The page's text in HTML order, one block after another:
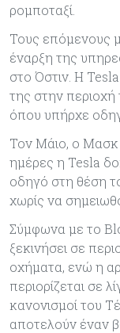
ρομποταξί.
Τους επόμενους
έναρξη της
στο Όστιν. Η
της στην
όπου υπήρχε
Τον Μάιο, ο Μασκ
ημέρες η Tesla
οδηγό στη θέση
χωρίς να
Σύμφωνα με το
ξεκινήσει σε
οχήματα, ενώ η
περιορίζεται σε
κανονισμοί του
αποτελούν έναν